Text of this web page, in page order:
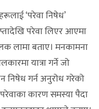
‘परेवा निषेध’
परेवा लिएर आएमा
लामा बताए। मनकामना
यात्रा गर्ने जो
निषेध गर्न अनुरोध गरेको
कारण समस्या पैदा